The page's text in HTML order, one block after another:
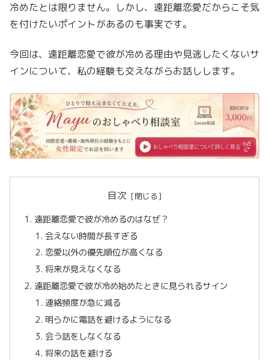
冷めたとは限りません。しかし、遠距離恋愛だからこそ気
を付けたいポイントがあるのも事実です。
今回は、遠距離恋愛で彼が冷める理由や見逃したくないサ
インについて、私の経験も交えながらお話しします。
目次
遠距離恋愛で彼が冷めるのはなぜ？
会えない時間が長すぎる
恋愛以外の優先順位が高くなる
将来が見えなくなる
遠距離恋愛で彼が冷め始めたときに見られるサイン
連絡頻度が急に減る
明らかに電話を避けるようになる
会う話をしなくなる
将来の話を避ける